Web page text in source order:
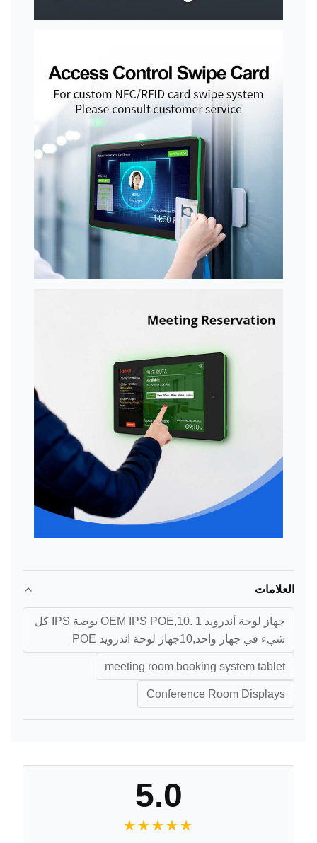
العلامات
جهاز لوحة أندرويد OEM IPS POE,10. 1 بوصة IPS كل
شيء في جهاز واحد,10جهاز لوحة اندرويد POE
meeting room booking system tablet
Conference Room Displays
5.0
★★★★★
★★★★★